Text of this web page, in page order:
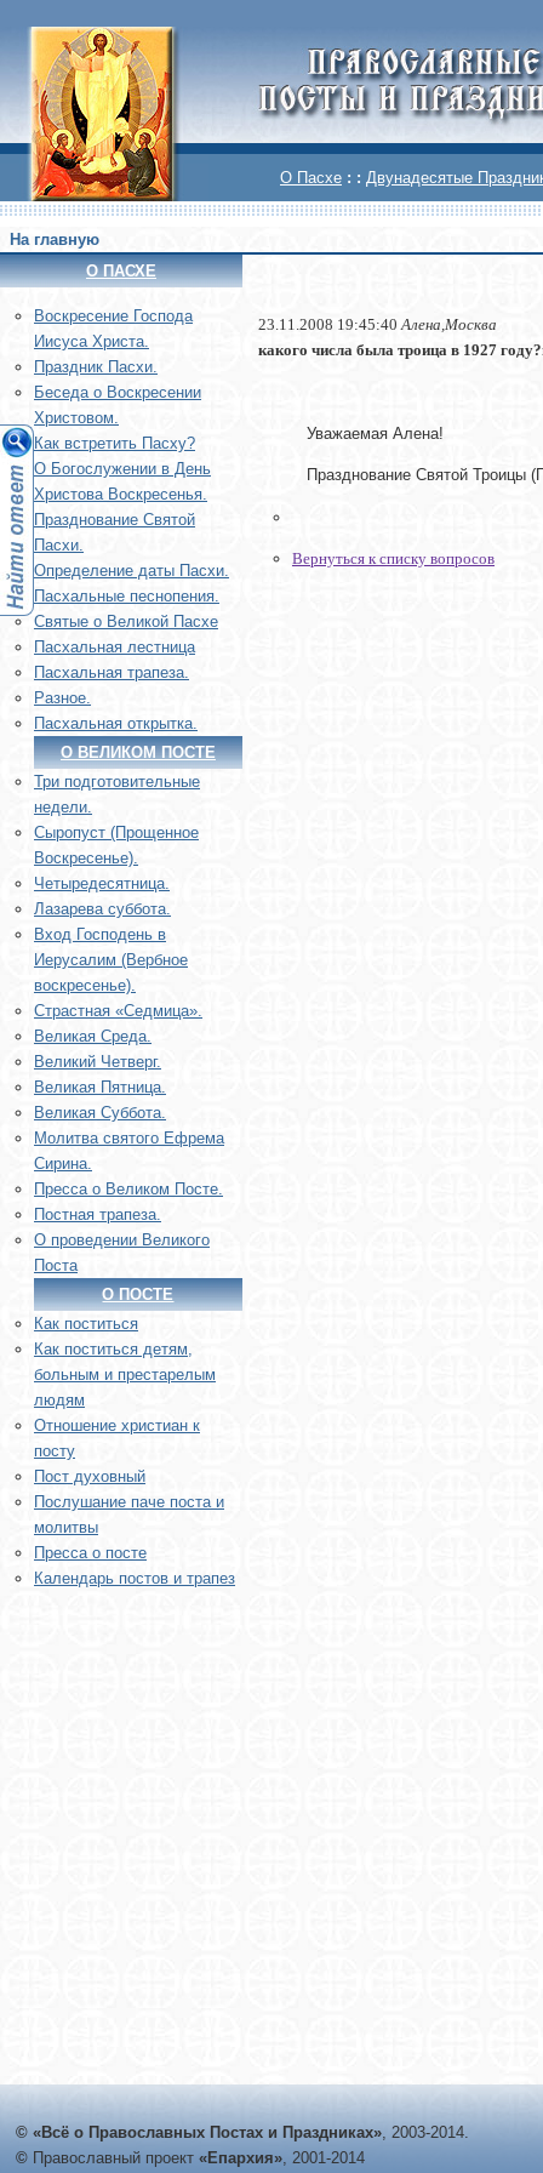
О Пасхе : : Двунадесятые
На главную
О ПАСХЕ
Воскреcение Господа
Иисуса Христа.
Праздник Пасхи.
Беседа о Воскресении
Христовом.
Как встретить Пасху?
О Богослужении в День
Христова Воскресенья.
Празднование Святой
Пасхи.
Определение даты Пасхи.
Пасхальные песнопения.
Святые о Великой Пасхе
Пасхальная лестница
Пасхальная трапеза.
Разное.
Пасхальная открытка.
О ВЕЛИКОМ ПОСТЕ
Три подготовительные
недели.
Сыропуст (Прощенное
Воскресенье).
Четыредесятница.
Лазарева суббота.
Вход Господень в
Иерусалим (Вербное
воскресенье).
Страстная «Седмица».
Великая Среда.
Великий Четверг.
Великая Пятница.
Великая Суббота.
Молитва святого Ефрема
Сирина.
Пресса о Великом Посте.
Постная трапеза.
О проведении Великого
Поста
О ПОСТЕ
Как поститься
Как поститься детям,
больным и престарелым
людям
Отношение христиан к
посту
Пост духовный
Послушание паче поста и
молитвы
Пресса о посте
Календарь постов и трапез
23.11.2008 19:45:40Алена,Москва
какого числа была троица в 1927
Уважаемая Алена!
Празднование Святой Троицы
Вернуться к списку вопросов
© «Всё о Православных Постах и Праздниках», 2003-2014.
© Православный проект «Епархия», 2001-2014